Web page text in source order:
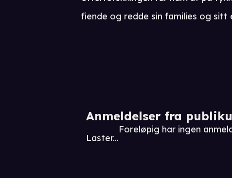
Anmeldelser fra
Laster...
Foreløpig har ingen
fiende og redde sin families og sitt